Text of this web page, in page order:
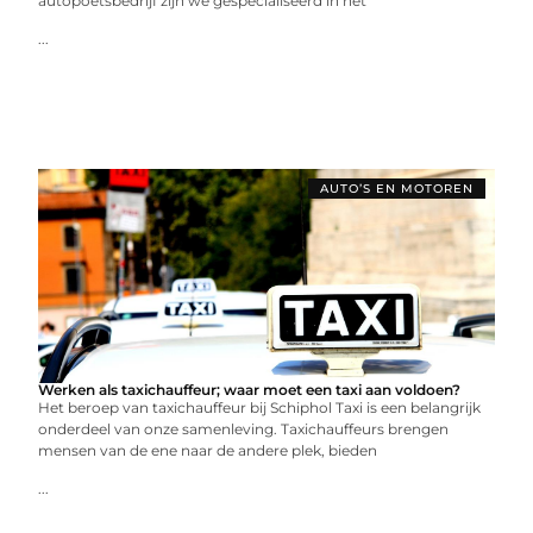
...
AUTO’S EN MOTOREN
Werken als taxichauffeur; waar moet een taxi aan voldoen?
Het beroep van taxichauffeur bij Schiphol Taxi is een belangrijk
onderdeel van onze samenleving. Taxichauffeurs brengen
mensen van de ene naar de andere plek, bieden
...